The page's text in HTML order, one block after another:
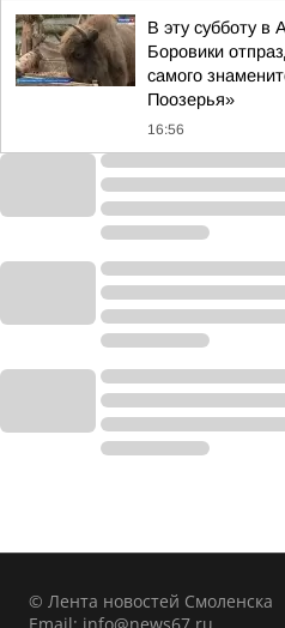
В эту субботу в
Боровики
самого
Поозерья»
16:56
© Лента новостей Смоленска